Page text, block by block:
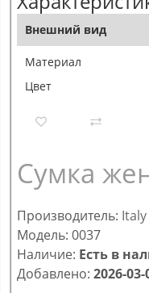
Внешний вид
Материал
Цвет
Сумка
Производитель:
Модель: 0037
Наличие: Есть в
Добавлено: 2026-03-